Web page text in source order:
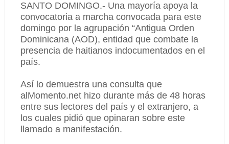
SANTO DOMINGO.- Una mayoría apoya la
convocatoria a marcha convocada para este
domingo por la agrupación “Antigua Orden
Dominicana (AOD), entidad que combate la
presencia de haitianos indocumentados en el
país.
Así lo demuestra una consulta que
alMomento.net hizo durante más de 48 horas
entre sus lectores del país y el extranjero, a
los cuales pidió que opinaran sobre este
llamado a manifestación.